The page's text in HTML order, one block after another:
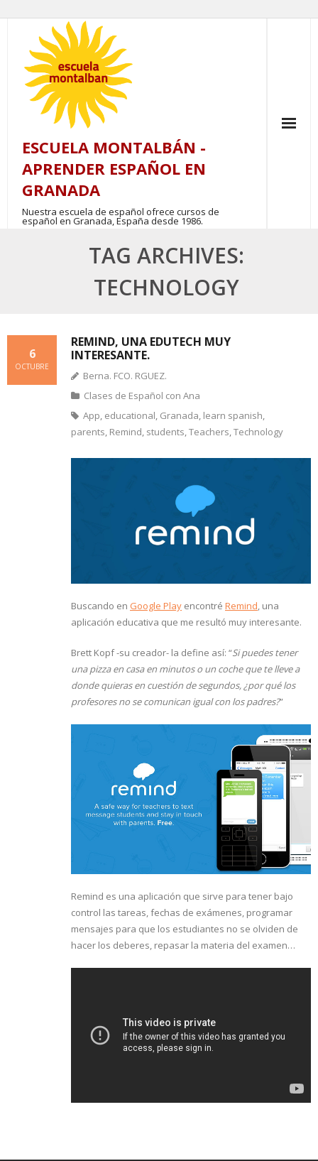
content
ESCUELA MONTALBÁN -
APRENDER ESPAÑOL EN
GRANADA
Nuestra escuela de español ofrece cursos de
español en Granada, España desde 1986.
TAG ARCHIVES:
TECHNOLOGY
REMIND, UNA EDUTECH MUY
INTERESANTE.
6
OCTUBRE
Berna. FCO. RGUEZ.
Clases de Español con Ana
App, educational, Granada, learn spanish,
parents, Remind, students,Teachers,Technology
Buscando en Google Play encontré Remind, una
aplicación educativa que me resultó muy interesante.
Brett Kopf -su creador- la define así: “Si puedes tener
una pizza en casa en minutos o un coche que te lleve a
donde quieras en cuestión de segundos, ¿por qué los
profesores no se comunican igual con los padres?”
Remind es una aplicación que sirve para tener bajo
control las tareas, fechas de exámenes, programar
mensajes para que los estudiantes no se olviden de
hacer los deberes, repasar la materia del examen…